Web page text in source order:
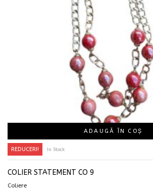
ADAUGĂ ÎN COȘ
REDUCERI! In Stock
COLIER STATEMENT CO 9
Coliere